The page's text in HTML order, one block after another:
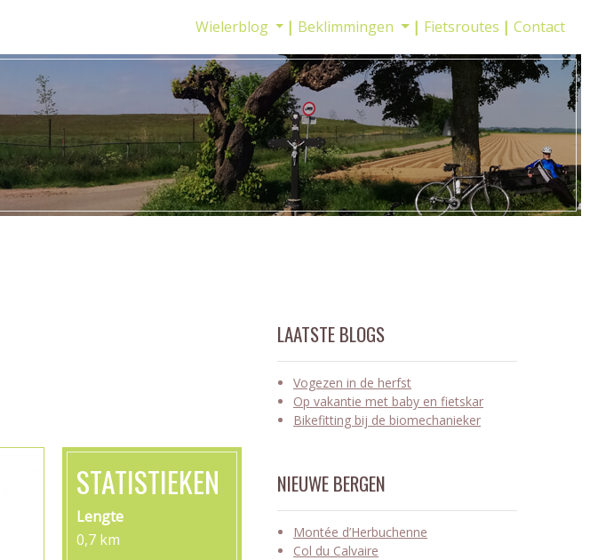
Wielerblog Beklimmingen Fietsroutes Contact
STATISTIEKEN
Lengte
0,7 km
LAATSTE BLOGS
Vogezen in de herfst
Op vakantie met baby en fietskar
Bikefitting bij de biomechanieker
NIEUWE BERGEN
Montée d’Herbuchenne
Col du Calvaire